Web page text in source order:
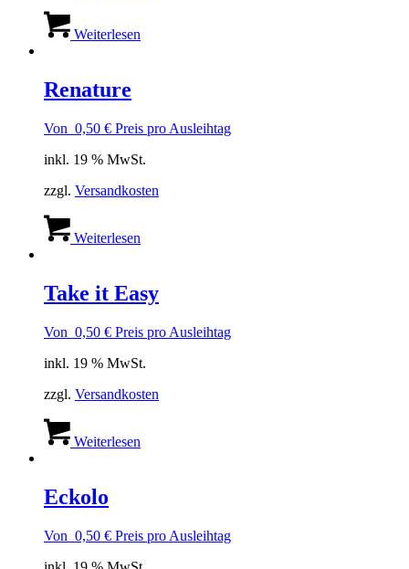
Weiterlesen
Renature
Von 0,50 € Preis pro Ausleihtag
inkl. 19 % MwSt.
zzgl. Versandkosten
Weiterlesen
Take it Easy
Von 0,50 € Preis pro Ausleihtag
inkl. 19 % MwSt.
zzgl. Versandkosten
Weiterlesen
Eckolo
Von 0,50 € Preis pro Ausleihtag